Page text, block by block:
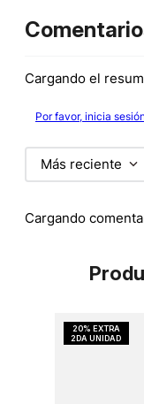
Cargando el
Por favor, inicia
Más reciente
Cargando